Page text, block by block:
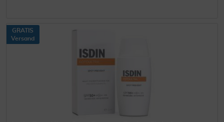
GRATIS
Versand